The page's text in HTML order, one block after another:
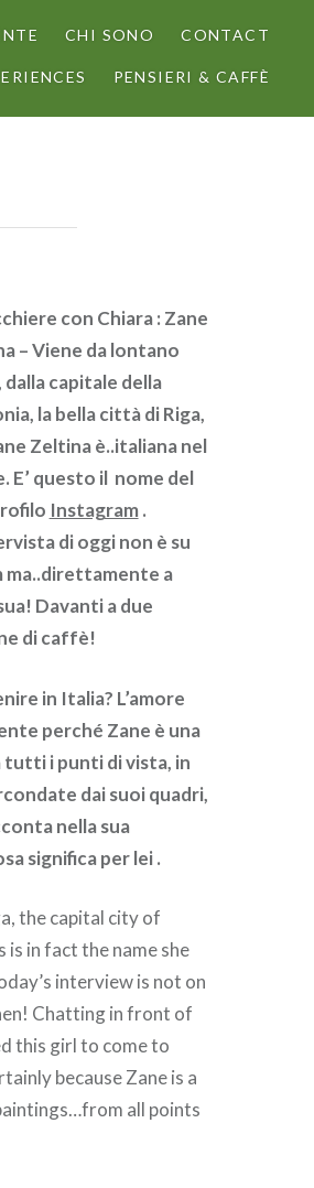
CHI SONO CONTACT
PENSIERI & CAFFÈ
con Chiara : Zane
– Viene da lontano
dalla capitale della
la bella città di Riga,
Zeltina è..italiana nel
E’ questo il nome del
Instagram.
di oggi non è su
ma..direttamente a
Davanti a due
di caffè!
in Italia? L’amore
perché Zane è una
i punti di vista, in
dai suoi quadri,
nella sua
significa per lei .
the capital city of
is in fact the name she
interview is not on
Chatting in front of
this girl to come to
because Zane is a
all points